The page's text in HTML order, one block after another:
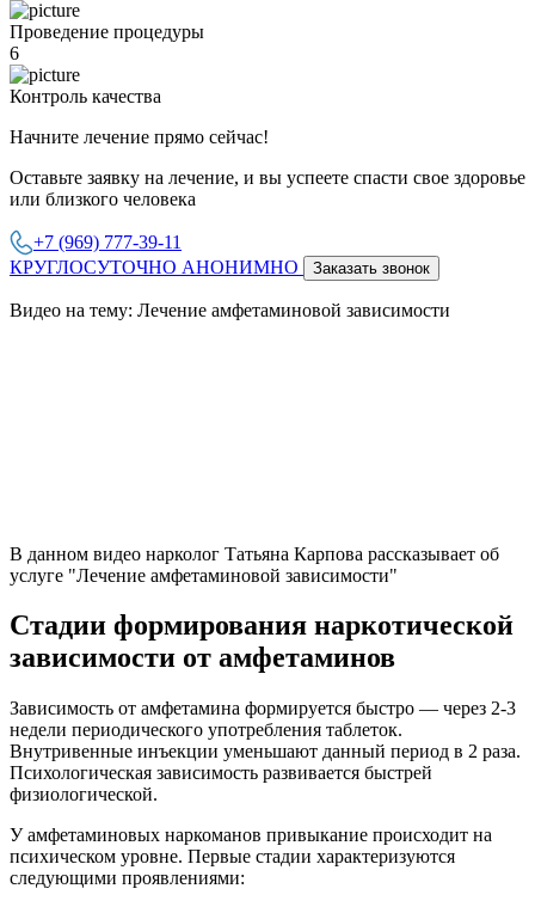
Проведение процедуры
6
Контроль качества
Начните лечение прямо сейчас!
Оставьте заявку на лечение, и вы успеете спасти свое здоровье
или близкого человека
+7 (969) 777-39-11
КРУГЛОСУТОЧНО АНОНИМНО
Заказать звонок
Видео на тему: Лечение амфетаминовой зависимости
В данном видео нарколог Татьяна Карпова рассказывает об
услуге "Лечение амфетаминовой зависимости"
Стадии формирования наркотической
зависимости от амфетаминов
Зависимость от амфетамина формируется быстро — через 2-3
недели периодического употребления таблеток.
Внутривенные инъекции уменьшают данный период в 2 раза.
Психологическая зависимость развивается быстрей
физиологической.
У амфетаминовых наркоманов привыкание происходит на
психическом уровне. Первые стадии характеризуются
следующими проявлениями: